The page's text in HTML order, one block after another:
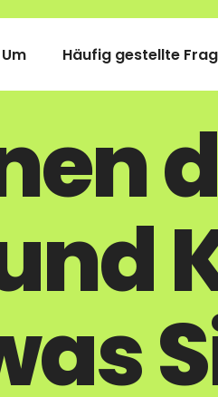
Um Häufig gestellte